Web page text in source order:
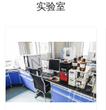
实验室